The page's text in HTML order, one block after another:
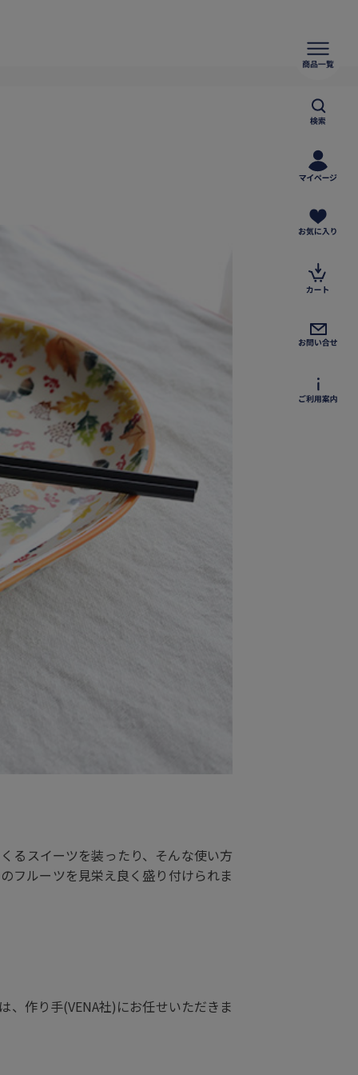
るスイーツを装ったり、そんな使い方
フルーツを見栄え良く盛り付けられま
、作り手(VENA社)にお任せいただきま